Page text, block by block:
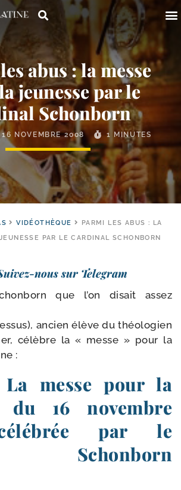
abus : la messe
jeunesse par le
Schonborn
16 NOVEMBRE 2008 1 MINUTES
VIDÉOTHÈQUE
PARMI LES ABUS : LA
PAR LE CARDINAL SCHONBORN
nous sur Telegram
que l’on disait assez
ancien élève du théo­lo­gien
célèbre la « messe » pour la
:
messe pour la
du 16 novembre
par le
Schonborn